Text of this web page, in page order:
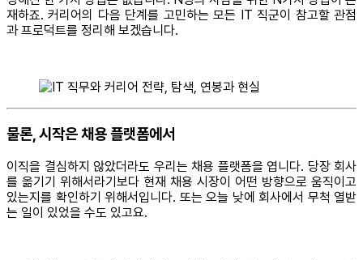
재하죠. 커리어의 다음 단계를 고민하는 모든 IT 직군이 참고할 관점
과 프로덕트를 정리해 보겠습니다.
물론, 시작은 채용 플랫폼에서
이직을 결심하지 않았더라도 우리는 채용 플랫폼을 엽니다. 당장 회사
를 옮기기 위해서라기보다 현재 채용 시장이 어떤 방향으로 움직이고
있는지를 확인하기 위해서입니다. 또는 오늘 낮에 회사에서 무척 열받
는 일이 있었을 수도 있고요.